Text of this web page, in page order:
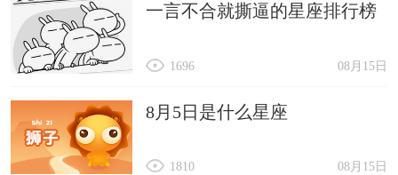
一言不合就撕逼的星座排行榜
08月15日
1696
8月5日是什么星座
08月15日
1810